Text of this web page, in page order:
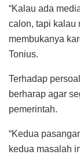
“Kalau ada
calon, tapi kalau
membukanya
Tonius.
Terhadap
berharap agar
pemerintah.
“Kedua
kedua masalah